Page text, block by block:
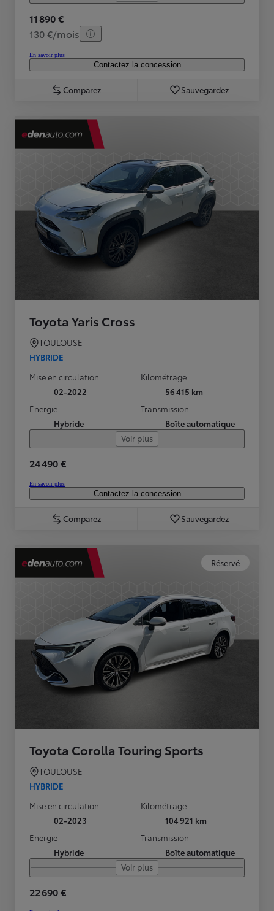
11 890 €
130 €/mois
En savoir plus
Contactez la concession
Comparez Sauvegardez
Toyota Yaris Cross
TOULOUSE
HYBRIDE
Mise en circulation
02-2022
Kilométrage
56 415 km
Energie
Hybride
Transmission
Boîte automatique
Voir plus
24 490 €
En savoir plus
Contactez la concession
Comparez Sauvegardez
Réservé
Toyota Corolla Touring Sports
TOULOUSE
HYBRIDE
Mise en circulation
02-2023
Kilométrage
104 921 km
Energie
Hybride
Transmission
Boîte automatique
Voir plus
22 690 €